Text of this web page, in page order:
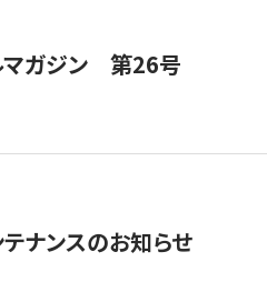
マガジン 第26号
テナンスのお知らせ